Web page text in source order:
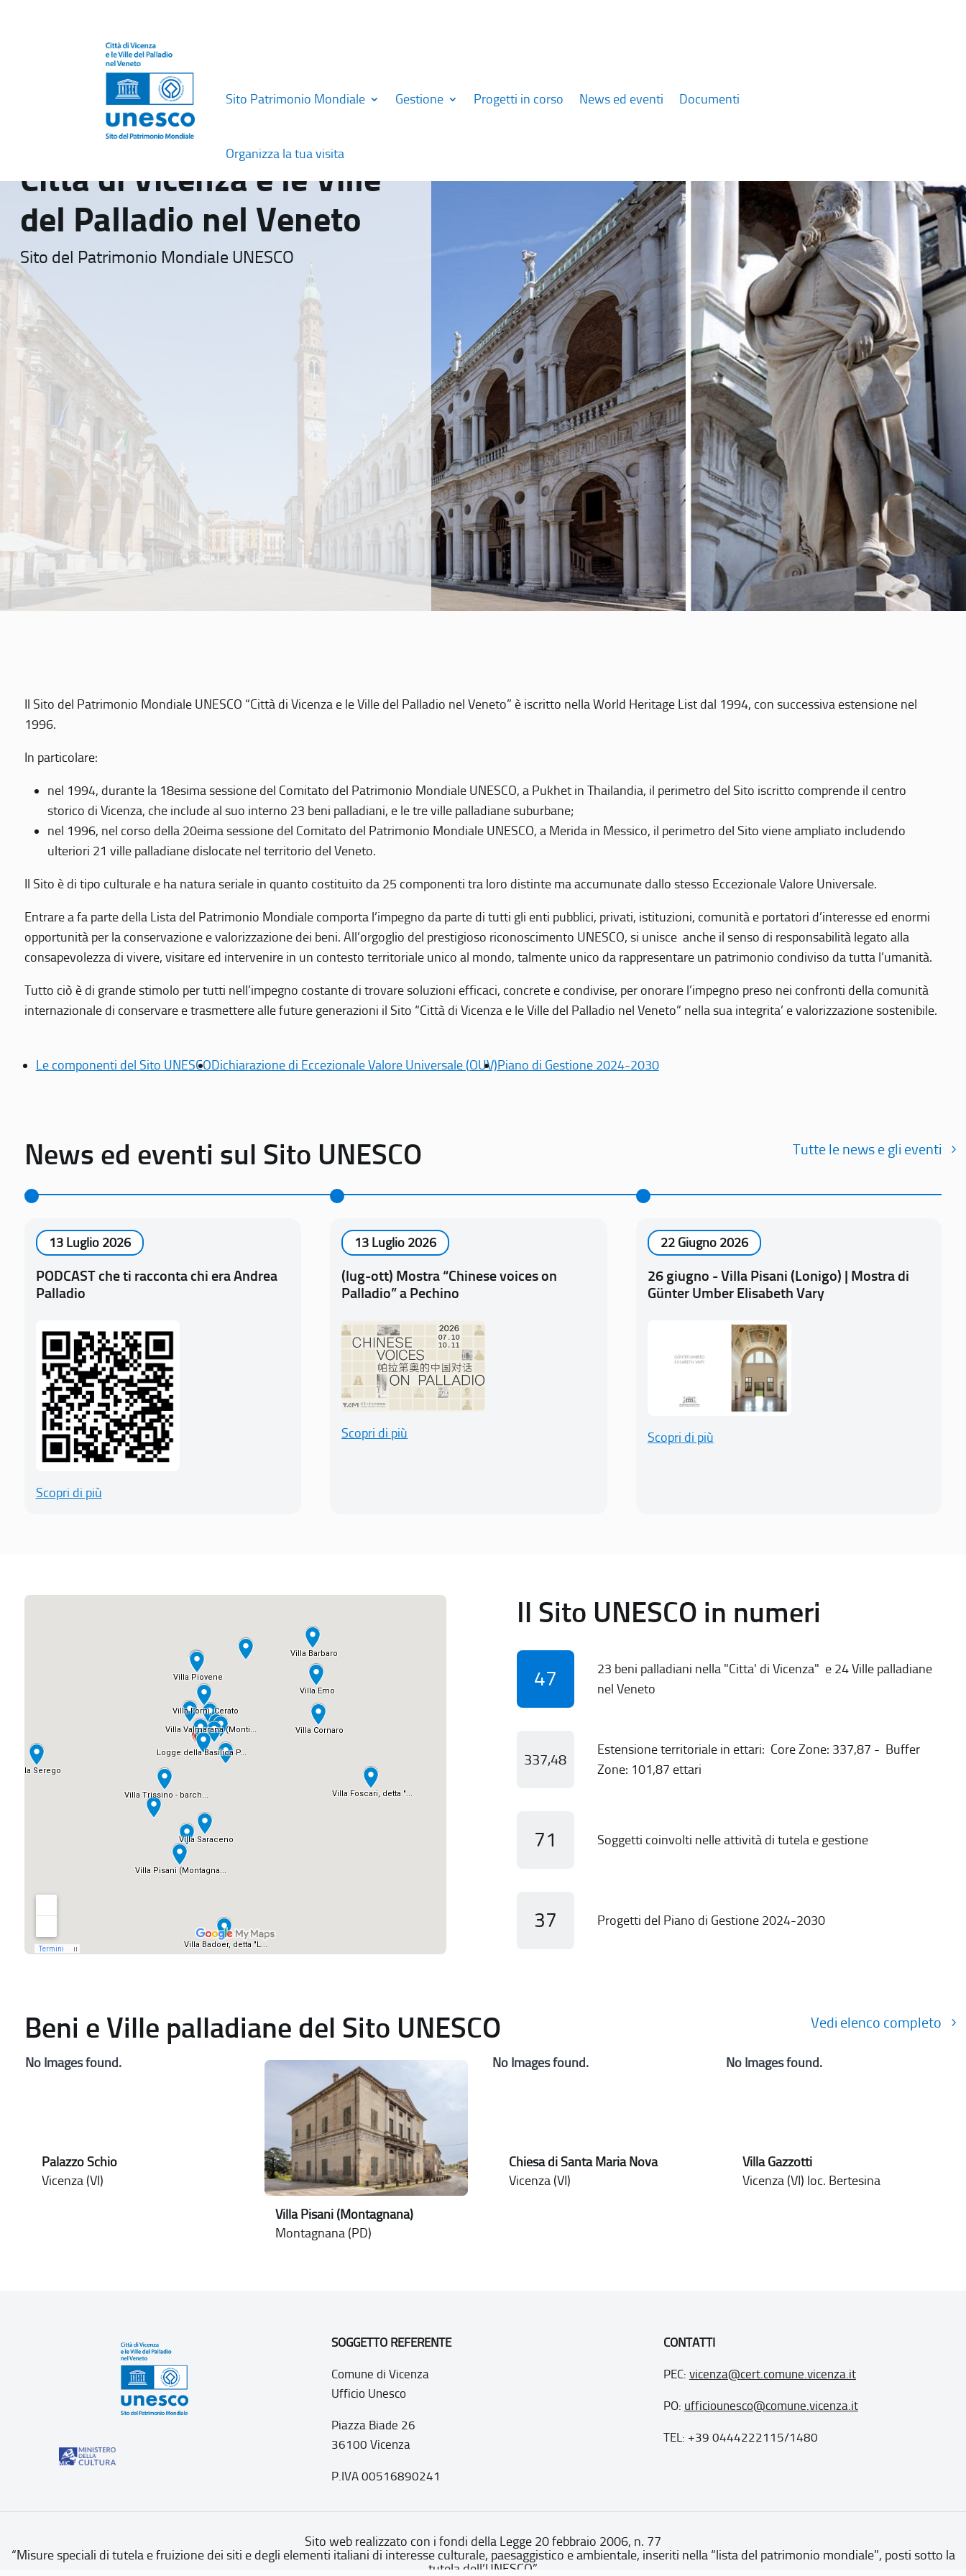
Sito Patrimonio Mondiale Gestione Progetti in corso News ed eventi Documenti
Organizza la tua visita
Città di Vicenza e le Ville
del Palladio nel Veneto
Sito del Patrimonio Mondiale UNESCO
Il Sito del Patrimonio Mondiale UNESCO “Città di Vicenza e le Ville del Palladio nel Veneto” è iscritto nella World Heritage List dal 1994, con successiva estensione nel
1996.
In particolare:
nel 1994, durante la 18esima sessione del Comitato del Patrimonio Mondiale UNESCO, a Pukhet in Thailandia, il perimetro del Sito iscritto comprende il centro
storico di Vicenza, che include al suo interno 23 beni palladiani, e le tre ville palladiane suburbane;
nel 1996, nel corso della 20eima sessione del Comitato del Patrimonio Mondiale UNESCO, a Merida in Messico, il perimetro del Sito viene ampliato includendo
ulteriori 21 ville palladiane dislocate nel territorio del Veneto.
Il Sito è di tipo culturale e ha natura seriale in quanto costituito da 25 componenti tra loro distinte ma accumunate dallo stesso Eccezionale Valore Universale.
Entrare a fa parte della Lista del Patrimonio Mondiale comporta l’impegno da parte di tutti gli enti pubblici, privati, istituzioni, comunità e portatori d’interesse ed enormi
opportunità per la conservazione e valorizzazione dei beni. All’orgoglio del prestigioso riconoscimento UNESCO, si unisce anche il senso di responsabilità legato alla
consapevolezza di vivere, visitare ed intervenire in un contesto territoriale unico al mondo, talmente unico da rappresentare un patrimonio condiviso da tutta l’umanità.
Tutto ciò è di grande stimolo per tutti nell’impegno costante di trovare soluzioni efficaci, concrete e condivise, per onorare l’impegno preso nei confronti della comunità
internazionale di conservare e trasmettere alle future generazioni il Sito “Città di Vicenza e le Ville del Palladio nel Veneto” nella sua integrita’ e valorizzazione sostenibile.
Le componenti del Sito UNESCODichiarazione di Eccezionale Valore Universale (OUV)Piano di Gestione 2024-2030
News ed eventi sul Sito UNESCO Tutte le news e gli eventi
13 Luglio 2026
PODCAST che ti racconta chi era Andrea
Palladio
Scopri di più
13 Luglio 2026
(lug-ott) Mostra “Chinese voices on
Palladio” a Pechino
Scopri di più
22 Giugno 2026
26 giugno - Villa Pisani (Lonigo) | Mostra di
Günter Umber Elisabeth Vary
Scopri di più
Il Sito UNESCO in numeri
47
23 beni palladiani nella "Citta' di Vicenza" e 24 Ville palladiane
nel Veneto
337,48
Estensione territoriale in ettari: Core Zone: 337,87 - Buffer
Zone: 101,87 ettari
71 Soggetti coinvolti nelle attività di tutela e gestione
37 Progetti del Piano di Gestione 2024-2030
Beni e Ville palladiane del Sito UNESCO Vedi elenco completo
No Images found.
Palazzo Schio
Vicenza (VI)
Villa Pisani (Montagnana)
Montagnana (PD)
No Images found.
Chiesa di Santa Maria Nova
Vicenza (VI)
No Images found.
Villa Gazzotti
Vicenza (VI) loc. Bertesina
SOGGETTO REFERENTE
Comune di Vicenza
Ufficio Unesco
Piazza Biade 26
36100 Vicenza
P.IVA 00516890241
CONTATTI
PEC: vicenza@cert.comune.vicenza.it
PO: ufficiounesco@comune.vicenza.it
TEL: +39 0444222115/1480
Sito web realizzato con i fondi della Legge 20 febbraio 2006, n. 77
“Misure speciali di tutela e fruizione dei siti e degli elementi italiani di interesse culturale, paesaggistico e ambientale, inseriti nella “lista del patrimonio mondiale”, posti sotto la
tutela dell’UNESCO”